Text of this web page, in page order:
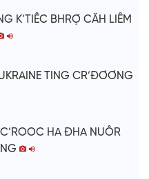
K’TIÊC BHRỢ CĂH LIÊM
TING CR’ĐƠƠNG
HA ĐHA NUÔR